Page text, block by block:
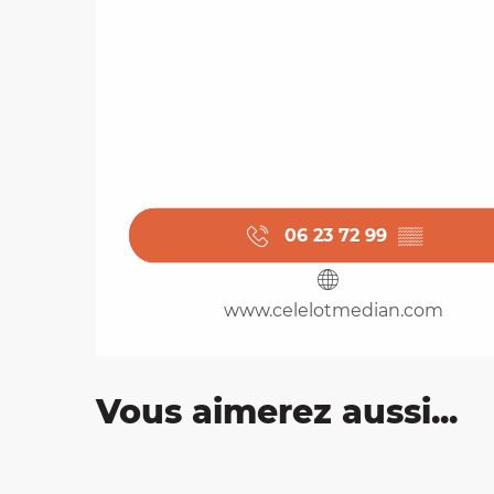
06 23 72 99 ▒▒
www.celelotmedian.com
Vous aimerez aussi...